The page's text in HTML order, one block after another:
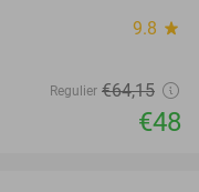
9.8 star
Regulier €64,15
€48